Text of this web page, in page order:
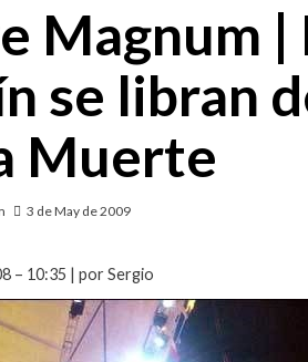
Magnum |
se libran
Muerte
3 de May de 2009
– 10:35 | por Sergio